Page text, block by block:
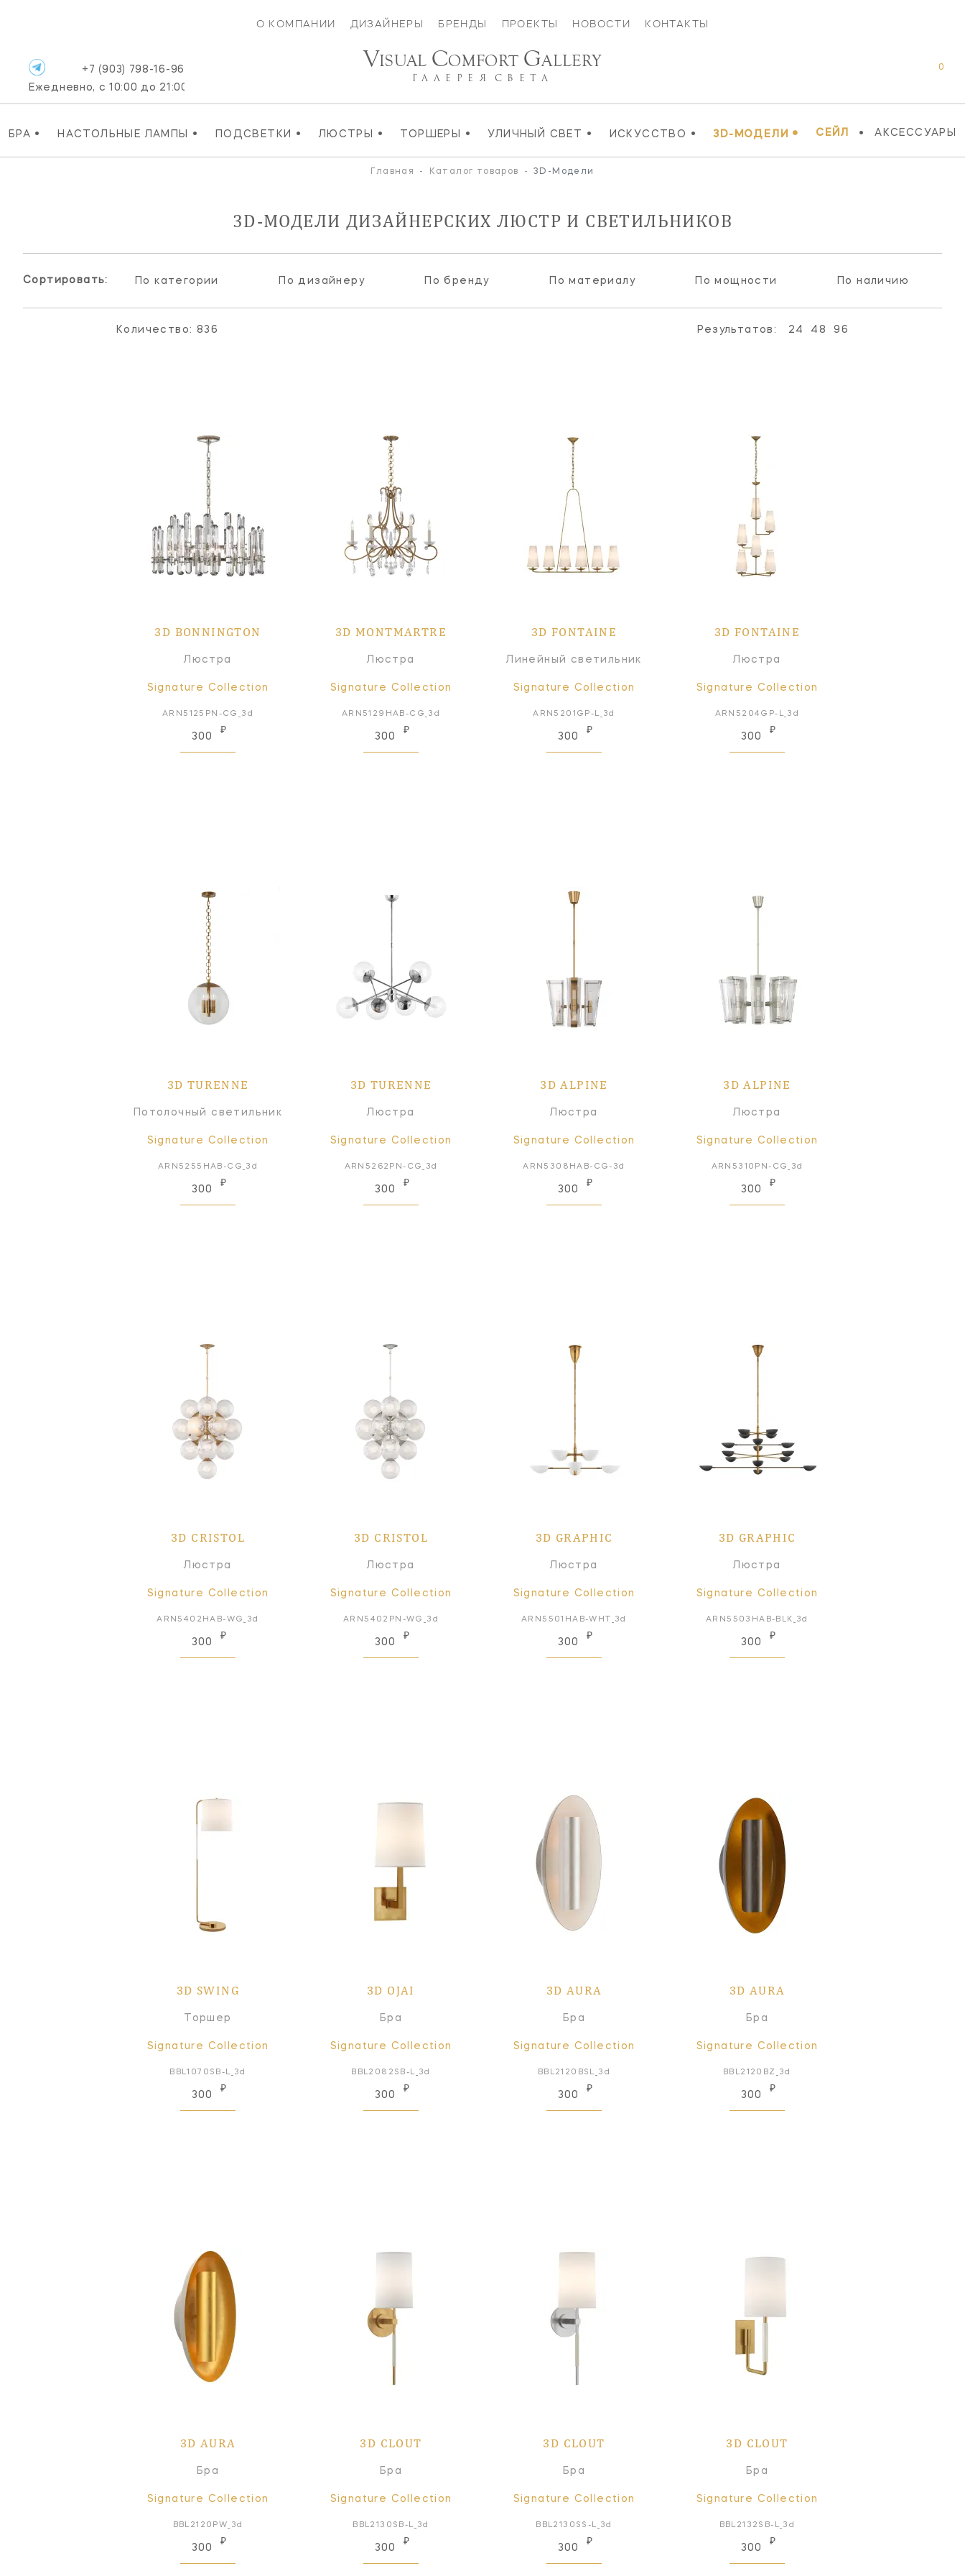
О КОМПАНИИ ДИЗАЙНЕРЫ БРЕНДЫ ПРОЕКТЫ НОВОСТИ КОНТАКТЫ
БРА • НАСТОЛЬНЫЕ ЛАМПЫ • ПОДСВЕТКИ • ЛЮСТРЫ • ТОРШЕРЫ • УЛИЧНЫЙ СВЕТ • ИСКУССТВО • 3D-МОДЕЛИ • СЕЙЛ • АКСЕССУАРЫ
+7 (903) 798-16-96
Ежедневно, с 10:00 до 21:00
0
VISUAL COMFORT GALLERY
ГАЛЕРЕЯ СВЕТА
Главная - Каталог товаров - 3D-Модели
3D-МОДЕЛИ ДИЗАЙНЕРСКИХ ЛЮСТР И СВЕТИЛЬНИКОВ
Сортировать: По категории По дизайнеру По бренду По материалу По мощности По наличию
Количество: 836 Результатов: 24 48 96
3D BONNINGTON
Люстра
Signature Collection
ARN5125PN-CG_3d
300
₽
3D MONTMARTRE
Люстра
Signature Collection
ARN5129HAB-CG_3d
300
₽
3D FONTAINE
Линейный светильник
Signature Collection
ARN5201GP-L_3d
300
₽
3D FONTAINE
Люстра
Signature Collection
ARN5204GP-L_3d
300
₽
3D TURENNE
Потолочный светильник
Signature Collection
ARN5255HAB-CG_3d
300
₽
3D TURENNE
Люстра
Signature Collection
ARN5262PN-CG_3d
300
₽
3D ALPINE
Люстра
Signature Collection
ARN5308HAB-CG-3d
300
₽
3D ALPINE
Люстра
Signature Collection
ARN5310PN-CG_3d
300
₽
3D CRISTOL
Люстра
Signature Collection
ARN5402HAB-WG_3d
300
₽
3D CRISTOL
Люстра
Signature Collection
ARN5402PN-WG_3d
300
₽
3D GRAPHIC
Люстра
Signature Collection
ARN5501HAB-WHT_3d
300
₽
3D GRAPHIC
Люстра
Signature Collection
ARN5503HAB-BLK_3d
300
₽
3D SWING
Торшер
Signature Collection
BBL1070SB-L_3d
300
₽
3D OJAI
Бра
Signature Collection
BBL2082SB-L_3d
300
₽
3D AURA
Бра
Signature Collection
BBL2120BSL_3d
300
₽
3D AURA
Бра
Signature Collection
BBL2120BZ_3d
300
₽
3D AURA
Бра
Signature Collection
BBL2120PW_3d
300
₽
3D CLOUT
Бра
Signature Collection
BBL2130SB-L_3d
300
₽
3D CLOUT
Бра
Signature Collection
BBL2130SS-L_3d
300
₽
3D CLOUT
Бра
Signature Collection
BBL2132SB-L_3d
300
₽